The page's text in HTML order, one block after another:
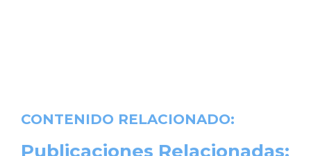
CONTENIDO RELACIONADO:
Publicaciones Relacionadas: